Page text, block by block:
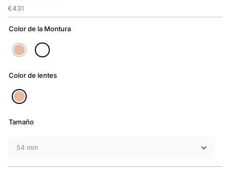
€431
Color de la Montura
Color de lentes
Tamaño